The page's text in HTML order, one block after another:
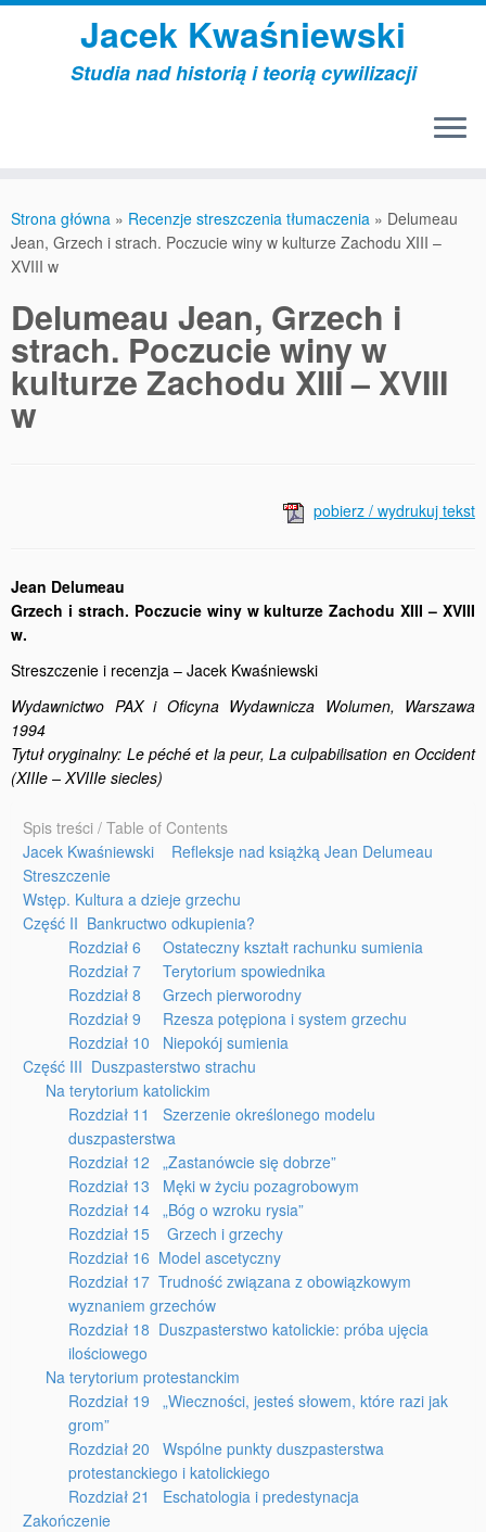
Przejdź
Jacek Kwaśniewski
Studia nad historią i teorią cywilizacji
Strona główna » Recenzje streszczenia tłumaczenia » Delumeau
Jean, Grzech i strach. Poczucie winy w kulturze Zachodu XIII –
XVIII w
Delumeau Jean, Grzech i
strach. Poczucie winy w
kulturze Zachodu XIII – XVIII
w
pobierz / wydrukuj tekst
Jean Delumeau
Grzech i strach. Poczucie winy w kulturze Zachodu XIII – XVIII
w.
Streszczenie i recenzja – Jacek Kwaśniewski
Wydawnictwo PAX i Oficyna Wydawnicza Wolumen, Warszawa
1994
Tytuł oryginalny: Le péché et la peur, La culpabilisation en Occident
(XIIIe – XVIIIe siecles)
Spis treści / Table of Contents
Jacek Kwaśniewski Refleksje nad książką Jean Delumeau
Streszczenie
Wstęp. Kultura a dzieje grzechu
Część II Bankructwo odkupienia?
Rozdział 6 Ostateczny kształt rachunku sumienia
Rozdział 7 Terytorium spowiednika
Rozdział 8 Grzech pierworodny
Rozdział 9 Rzesza potępiona i system grzechu
Rozdział 10 Niepokój sumienia
Część III Duszpasterstwo strachu
Na terytorium katolickim
Rozdział 11 Szerzenie określonego modelu
duszpasterstwa
Rozdział 12 „Zastanówcie się dobrze”
Rozdział 13 Męki w życiu pozagrobowym
Rozdział 14 „Bóg o wzroku rysia”
Rozdział 15 Grzech i grzechy
Rozdział 16 Model ascetyczny
Rozdział 17 Trudność związana z obowiązkowym
wyznaniem grzechów
Rozdział 18 Duszpasterstwo katolickie: próba ujęcia
ilościowego
Na terytorium protestanckim
Rozdział 19 „Wieczności, jesteś słowem, które razi jak
grom”
Rozdział 20 Wspólne punkty duszpasterstwa
protestanckiego i katolickiego
Rozdział 21 Eschatologia i predestynacja
Zakończenie